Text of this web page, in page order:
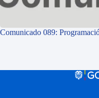
Comunicado 089: